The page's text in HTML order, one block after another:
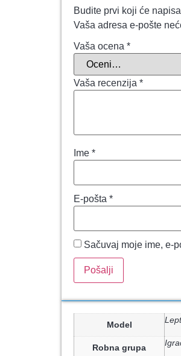
Budite prvi koji će
Vaša adresa e-pošte
Vaša ocena *
Vaša recenzija *
Ime *
E-pošta *
Sačuvaj moje ime, e-
Model
Robna grupa